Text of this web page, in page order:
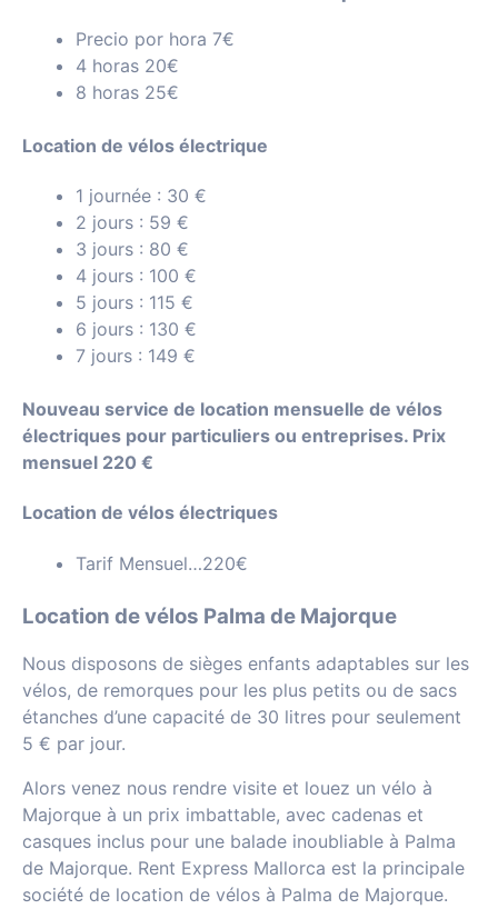
Precio por hora 7€
4 horas 20€
8 horas 25€
Location de vélos électrique
1 journée : 30 €
2 jours : 59 €
3 jours : 80 €
4 jours : 100 €
5 jours : 115 €
6 jours : 130 €
7 jours : 149 €
Nouveau service de location mensuelle de vélos
électriques pour particuliers ou entreprises. Prix ​​
mensuel 220 €
Location de vélos électriques
Tarif Mensuel…220€
Location de vélos Palma de Majorque
Nous disposons de sièges enfants adaptables sur les
vélos, de remorques pour les plus petits ou de sacs
étanches d’une capacité de 30 litres pour seulement
5 € par jour.
Alors venez nous rendre visite et louez un vélo à
Majorque à un prix imbattable, avec cadenas et
casques inclus pour une balade inoubliable à Palma
de Majorque. Rent Express Mallorca est la principale
société de location de vélos à Palma de Majorque.